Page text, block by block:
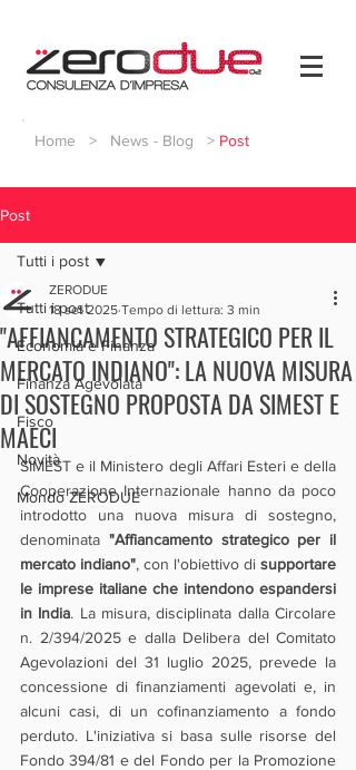
Home > News - Blog > Post
Post
Tutti i post
Economia e Finanza
Finanza Agevolata
Fisco
Novità
Mondo ZERODUE
Tutti i post
"AFFIANCAMENTO STRATEGICO PER IL
MERCATO INDIANO": LA NUOVA MISURA
DI SOSTEGNO PROPOSTA DA SIMEST E
MAECI
ZERODUE
18 set 2025 Tempo di lettura: 3 min
SIMEST e il Ministero degli Affari Esteri e della
Cooperazione Internazionale hanno da poco
introdotto una nuova misura di sostegno,
denominata "Affiancamento strategico per il
mercato indiano", con l'obiettivo di supportare
le imprese italiane che intendono espandersi
in India. La misura, disciplinata dalla Circolare
n. 2/394/2025 e dalla Delibera del Comitato
Agevolazioni del 31 luglio 2025, prevede la
concessione di finanziamenti agevolati e, in
alcuni casi, di un cofinanziamento a fondo
perduto. L'iniziativa si basa sulle risorse del
Fondo 394/81 e del Fondo per la Promozione